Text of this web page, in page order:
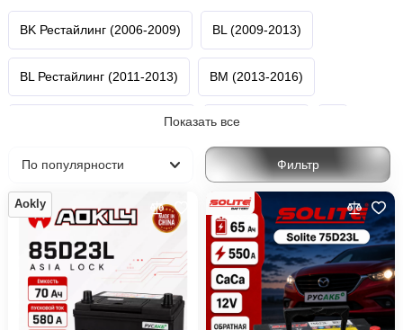
BK Рестайлинг (2006-2009) BL (2009-2013)
BL Рестайлинг (2011-2013) BM (2013-2016)
BM Рестайлинг (2016-2019) BP (2019-н.в.)
Mazda
Показать все
Фильтр
Aokly